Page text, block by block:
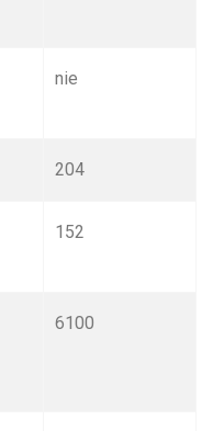
nie
204
152
6100